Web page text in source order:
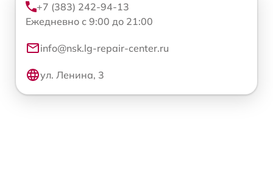
+7 (383) 242-94-13
Ежедневно с 9:00 до 21:00
info@nsk.lg-repair-center.ru
ул. Ленина, 3